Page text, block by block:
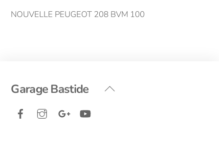
NOUVELLE PEUGEOT 208 BVM 100
Back
Garage Bastide
FacebookInstagramGoogle+